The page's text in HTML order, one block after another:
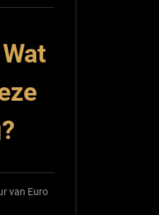
van Euro